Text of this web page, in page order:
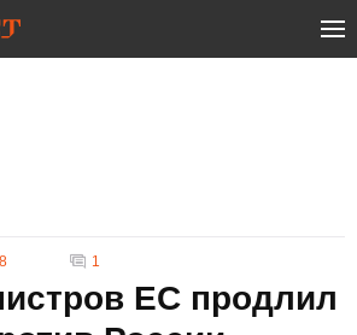
1
ЕС продлил